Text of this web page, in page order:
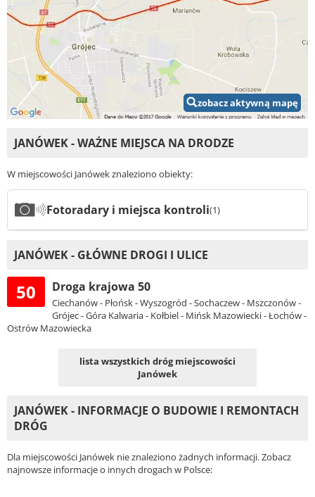
zobacz aktywną mapę
JANÓWEK - WAŻNE MIEJSCA NA DRODZE
W miejscowości Janówek znaleziono obiekty:
Fotoradary i miejsca kontroli(1)
JANÓWEK - GŁÓWNE DROGI I ULICE
50 Droga krajowa 50
Ciechanów - Płońsk - Wyszogród - Sochaczew - Mszczonów -
Grójec - Góra Kalwaria - Kołbiel - Mińsk Mazowiecki - Łochów -
Ostrów Mazowiecka
lista wszystkich dróg miejscowości
Janówek
JANÓWEK - INFORMACJE O BUDOWIE I REMONTACH
DRÓG
Dla miejscowości Janówek nie znaleziono żadnych informacji. Zobacz
najnowsze informacje o innych drogach w Polsce: